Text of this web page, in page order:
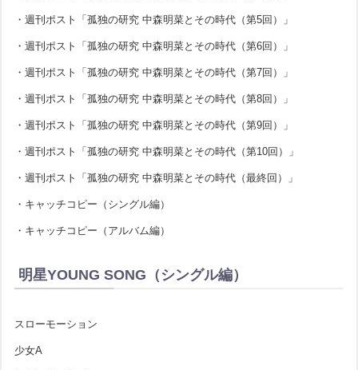
・週刊ポスト「孤独の研究 中森明菜とその時代（第5回）」
・週刊ポスト「孤独の研究 中森明菜とその時代（第6回）」
・週刊ポスト「孤独の研究 中森明菜とその時代（第7回）」
・週刊ポスト「孤独の研究 中森明菜とその時代（第8回）」
・週刊ポスト「孤独の研究 中森明菜とその時代（第9回）」
・週刊ポスト「孤独の研究 中森明菜とその時代（第10回）」
・週刊ポスト「孤独の研究 中森明菜とその時代（最終回）」
・キャッチコピー（シングル編）
・キャッチコピー（アルバム編）
明星YOUNG SONG（シングル編）
スローモーション
少女A